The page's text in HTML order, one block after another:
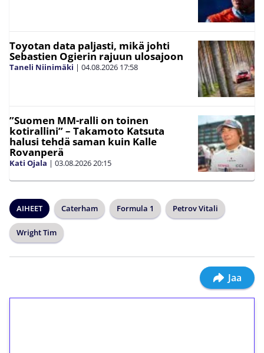
Toyotan data paljasti, mikä johti
Sebastien Ogierin rajuun ulosajoon
Taneli Niinimäki | 04.08.2026 17:58
”Suomen MM-ralli on toinen
kotirallini” – Takamoto Katsuta
halusi tehdä saman kuin Kalle
Rovanperä
Kati Ojala | 03.08.202620:15
AIHEET Caterham Formula 1 Petrov Vitali
Wright Tim
Jaa